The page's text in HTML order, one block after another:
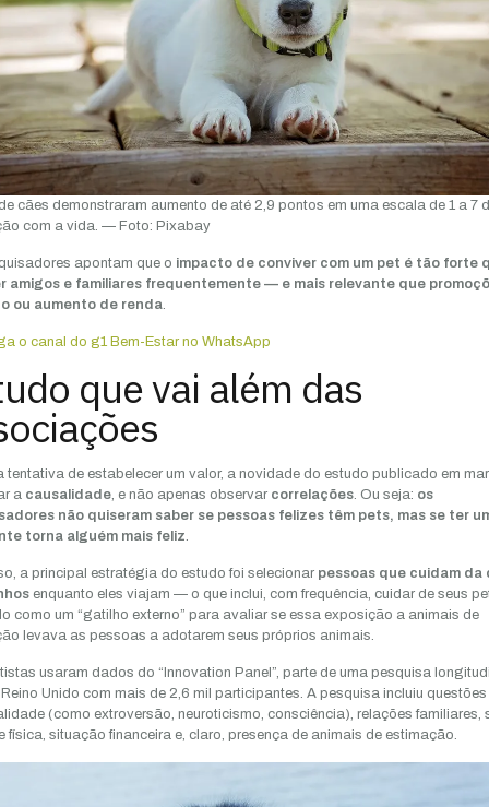
cães demonstraram aumento de até 2,9 pontos em uma escala de 1 a 7
com a vida. — Foto: Pixabay
apontam que o impacto de conviver com um pet é tão forte
amigos e familiares frequentemente — e mais relevante que
ou aumento de renda.
o canal do g1 Bem-Estar no WhatsApp
que vai além das
tentativa de estabelecer um valor, a novidade do estudo publicado em
a causalidade, e não apenas observar correlações. Ou seja: os
não quiseram saber se pessoas felizes têm pets, mas se ter
torna alguém mais feliz.
a principal estratégia do estudo foi selecionar pessoas que cuidam da
enquanto eles viajam — o que inclui, com frequência, cuidar de seus
como um “gatilho externo” para avaliar se essa exposição a animais de
levava as pessoas a adotarem seus próprios animais.
usaram dados do “Innovation Panel”, parte de uma pesquisa
Unido com mais de 2,6 mil participantes. A pesquisa incluiu
(como extroversão, neuroticismo, consciência), relações familiares,
física, situação financeira e, claro, presença de animais de estimação.